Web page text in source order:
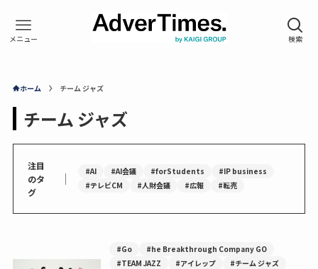
ホーム チーム ジャズ
チーム ジャズ
注目
のタ
グ
｜ #AI #AI会議 #forStudents
#IP business
#テレビCM
#人財会議 #広報 #転売
#Go
#he Breakthrough Company GO
#TEAM JAZZ
#アイレップ #チーム ジャズ